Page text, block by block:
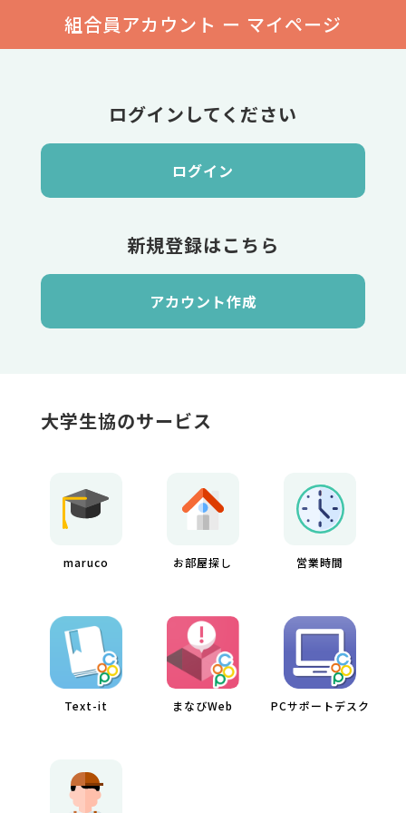
組合員アカウント ー マイページ
ログインしてください
ログイン
新規登録はこちら
アカウント作成
大学生協のサービス
maruco お部屋探し 営業時間
Text-it まなびWeb PCサポートデスク